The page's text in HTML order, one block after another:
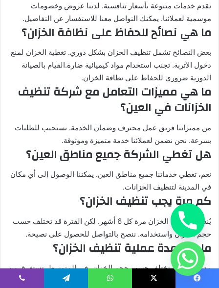
نقدم خدمات متنوعة بأسعار تنافسية. لدينا عروض وخصومات
موسمية لعملائنا. يمكنك التواصل معنا للاستفسار عن التفاصيل.
ما هي نصائح للحفاظ على نظافة الخزان؟
بعض النصائح تشمل تنظيف الخزان بشكل دوري. تغطية الخزان لمنع
دخول الأتربة. تجنب استخدام مواد كيميائية ضارة.القيام بالصيانة
الدورية ضروري للحفاظ على نظافة الخزان.
ما هي مميزات التعامل مع شركة تنظيف
الخزانات في العين؟
من مميزاتنا فريق عمل محترف وضمان الخدمة. نستجيب للطلبات
بسرعة. نحن نضمن لعملائنا خدمة متميزة وموثوقة.
هل تغطي الشركة جميع مناطق العين؟
نعم، تغطي خدماتنا جميع مناطق العين. يمكننا الوصول إلى أي مكان
في المدينة لتنظيف الخزانات.
كم مرة يجب تنظيف الخزان؟
يُنصح بتنظيف الخزان مرة كل 6 أشهر. لكن الفترة قد تختلف حسب
حجم الخزان واستخدامه. ننصح بالتواصل للحصول على نصيحة.
ما هي مدة عملية تنظيف الخزان؟
مدة التنظيف تختلف حسب حجم الخزان. في المتوسط، تستغرق من